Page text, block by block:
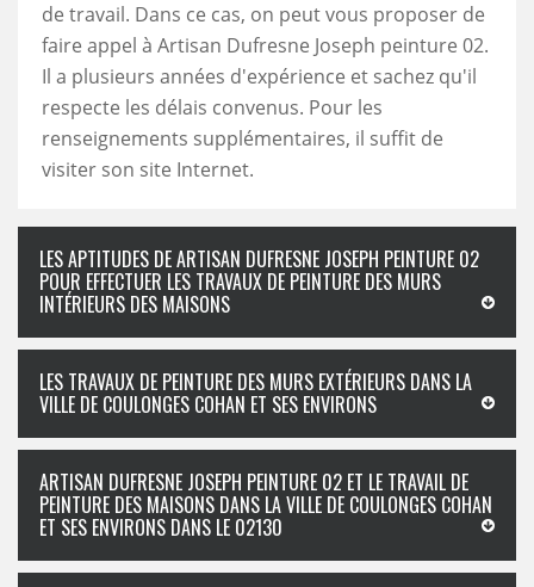
de travail. Dans ce cas, on peut vous proposer de
faire appel à Artisan Dufresne Joseph peinture 02.
Il a plusieurs années d'expérience et sachez qu'il
respecte les délais convenus. Pour les
renseignements supplémentaires, il suffit de
visiter son site Internet.
LES APTITUDES DE ARTISAN DUFRESNE JOSEPH PEINTURE 02
POUR EFFECTUER LES TRAVAUX DE PEINTURE DES MURS
INTÉRIEURS DES MAISONS
LES TRAVAUX DE PEINTURE DES MURS EXTÉRIEURS DANS LA
VILLE DE COULONGES COHAN ET SES ENVIRONS
ARTISAN DUFRESNE JOSEPH PEINTURE 02 ET LE TRAVAIL DE
PEINTURE DES MAISONS DANS LA VILLE DE COULONGES COHAN
ET SES ENVIRONS DANS LE 02130